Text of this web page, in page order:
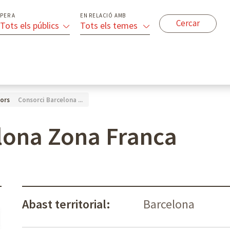
PER A
Tots els públics
EN RELACIÓ AMB
Tots els temes
Consorci Barcelona ...
Zona Franca
Abast territorial: Barcelona